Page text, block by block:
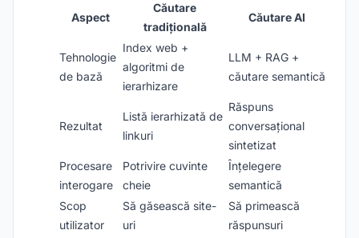
Aspect
Căutare
tradițională
Căutare AI
Tehnologie
de bază
Index web +
algoritmi de
ierarhizare
LLM + RAG +
căutare semantică
Rezultat
Listă ierarhizată de
linkuri
Răspuns
conversațional
sintetizat
Procesare
interogare
Potrivire cuvinte
cheie
Înțelegere
semantică
Scop
utilizator
Să găsească site-
uri
Să primească
răspunsuri